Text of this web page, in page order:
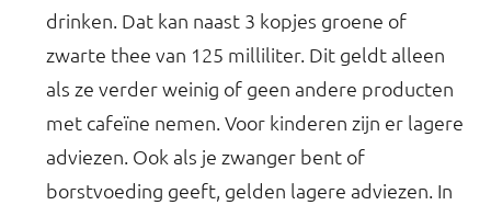
drinken. Dat kan naast 3 kopjes groene of
zwarte thee van 125 milliliter. Dit geldt alleen
als ze verder weinig of geen andere producten
met cafeïne nemen. Voor kinderen zijn er lagere
adviezen. Ook als je zwanger bent of
borstvoeding geeft, gelden lagere adviezen. In